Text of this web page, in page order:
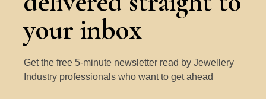
your inbox
Get the free 5-minute newsletter read by Jewellery
Industry professionals who want to get ahead